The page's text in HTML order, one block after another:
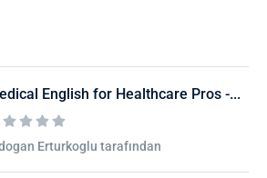
English for Healthcare Pros -...
Erturkoglu tarafından